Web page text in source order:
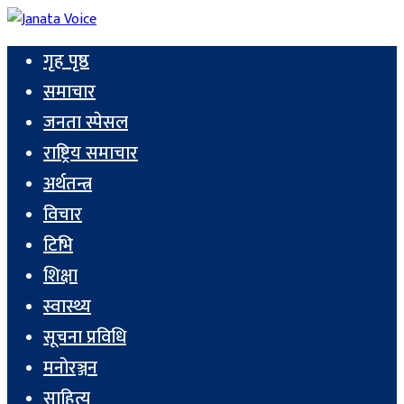
गृह पृष्ठ
समाचार
जनता स्पेसल
राष्ट्रिय समाचार
अर्थतन्त्र
विचार
टिभि
शिक्षा
स्वास्थ्य
सूचना प्रविधि
मनोरञ्जन